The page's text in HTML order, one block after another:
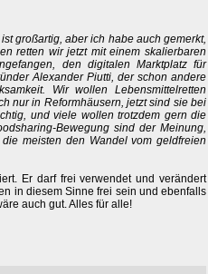
großartig, aber ich habe auch gemerkt,
retten wir jetzt mit einem skalierbaren
den digitalen Marktplatz für
Alexander Piutti, der schon andere
Wir wollen Lebensmittelretten
nur in Reformhäusern, jetzt sind sie bei
und viele wollen trotzdem gern die
Bewegung sind der Meinung,
meisten den Wandel vom geldfreien
Er darf frei verwendet und verändert
in diesem Sinne frei sein und ebenfalls
auch gut. Alles für alle!